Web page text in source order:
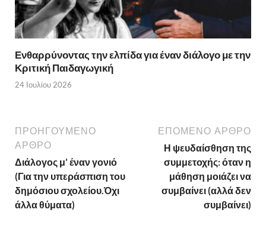
Ενθαρρύνοντας την ελπίδα για έναν διάλογο με την
Κριτική Παιδαγωγική
24 Ιουλίου 2026
ΠΡΟΗΓΟΥΜΕΝΟ
ΑΡΘΡΟ
Διάλογος μ’ έναν γονιό
(Για την υπεράσπιση του
δημόσιου σχολείου.Όχι
άλλα θύματα)
ΕΠΟΜΕΝΟ ΑΡΘΡΟ
Η ψευδαίσθηση της
συμμετοχής: όταν η
μάθηση μοιάζει να
συμβαίνει (αλλά δεν
συμβαίνει)